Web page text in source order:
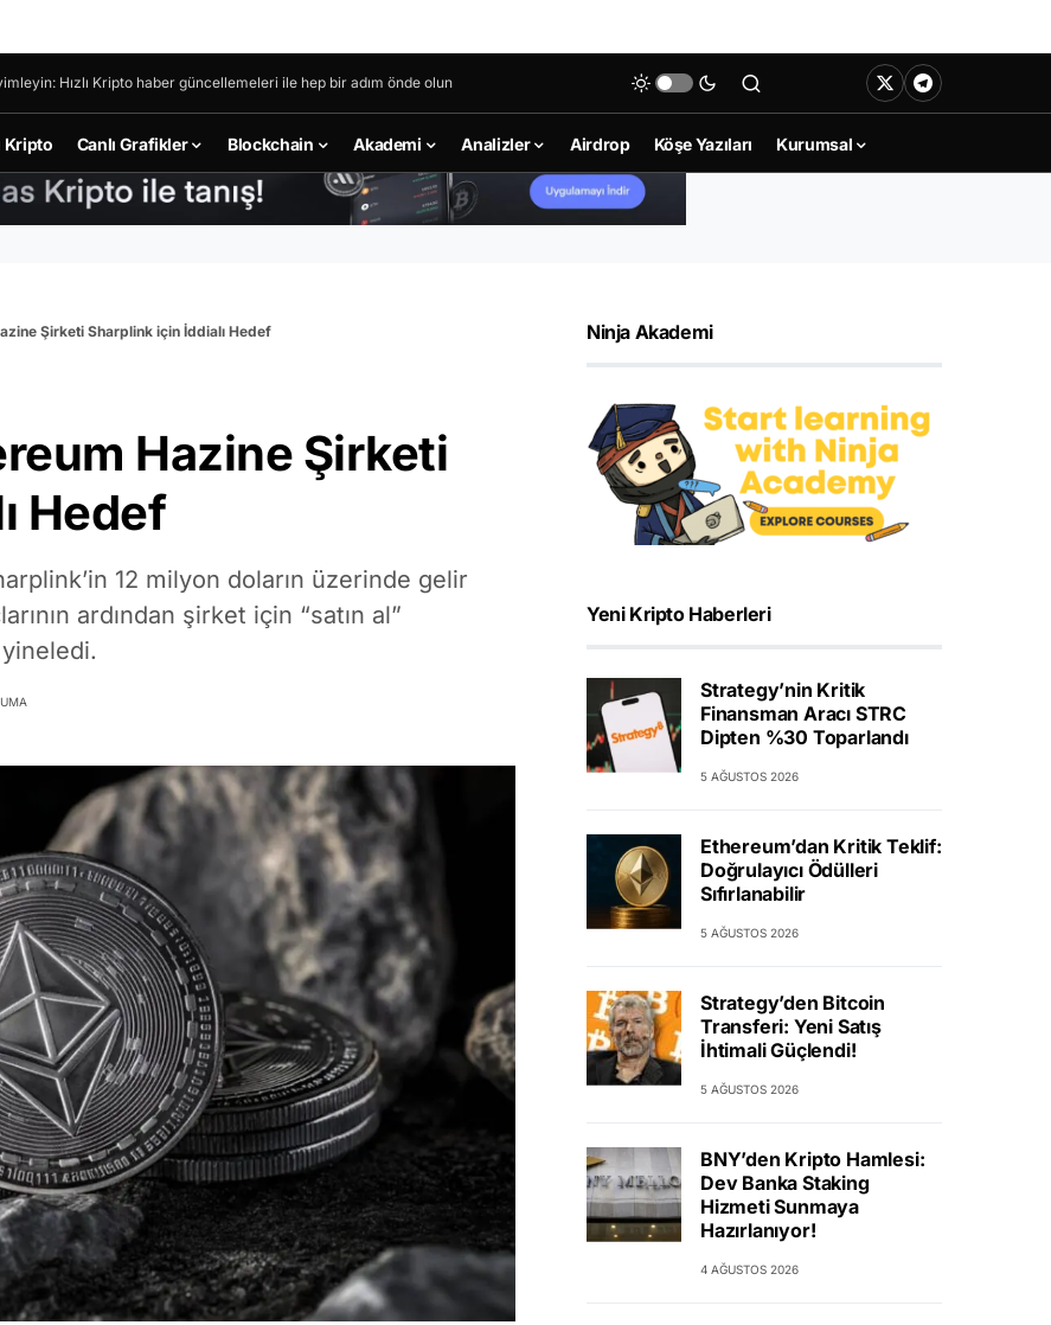
Hızlı Kripto haber güncellemeleri ile hep bir adım önde olun
Kripto Canlı Grafikler Blockchain Akademi Analizler Airdrop Köşe Yazıları Kurumsal
Şirketi Sharplink için İddialı Hedef
Hazine Şirketi
Hedef
12 milyon doların üzerinde gelir
ardından şirket için “satın al”
Ninja Akademi
Yeni Kripto Haberleri
Strategy’nin Kritik
Finansman Aracı STRC
Dipten %30 Toparlandı
5 AĞUSTOS 2026
Ethereum’dan Kritik Teklif:
Doğrulayıcı Ödülleri
Sıfırlanabilir
5 AĞUSTOS 2026
Strategy’den Bitcoin
Transferi: Yeni Satış
İhtimali Güçlendi!
5 AĞUSTOS 2026
BNY’den Kripto Hamlesi:
Dev Banka Staking
Hizmeti Sunmaya
Hazırlanıyor!
4 AĞUSTOS 2026